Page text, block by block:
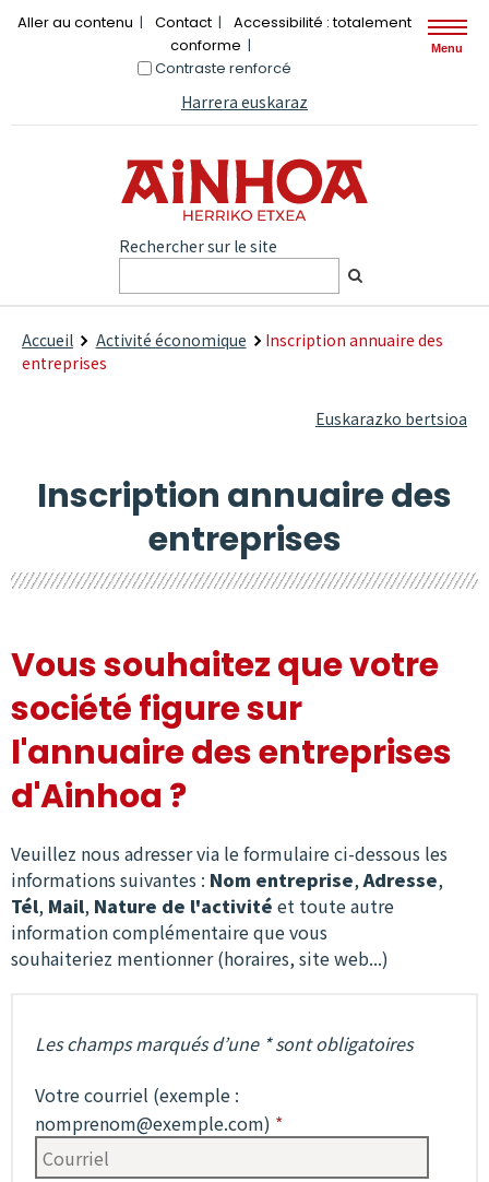
Aller au contenu Contact
Accessibilité : totalement
conforme
Contraste renforcé
Harrera euskaraz
Rechercher sur le site
Menu
Accueil Activité économique
Inscription annuaire des
entreprises
Euskarazko bertsioa
Inscription annuaire des
entreprises
Vous souhaitez que votre
société figure sur
l'annuaire des entreprises
d'Ainhoa ?
Veuillez nous adresser via le formulaire ci-dessous les
informations suivantes : Nom entreprise,Adresse,
Tél, Mail, Nature de l'activité et toute autre
information complémentaire que vous
souhaiteriez mentionner (horaires, site web...)
Les champs marqués d’une * sont obligatoires
Votre courriel (exemple :
nomprenom@exemple.com) *